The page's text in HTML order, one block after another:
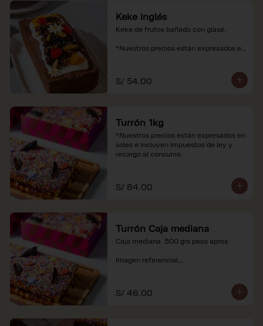
Keke inglés
Keke de frutos bañado con glasé.
*Nuestros precios están expresados en
S/ 54.00
Turrón 1kg
*Nuestros precios están expresados en
soles e incluyen impuestos de ley y
recargo al consumo.
S/ 84.00
Turrón Caja mediana
Caja mediana  500 grs peso aprox
Imagen referencial
soles e incluyen impuestos de ley y
recargo al consumo.
S/ 46.00